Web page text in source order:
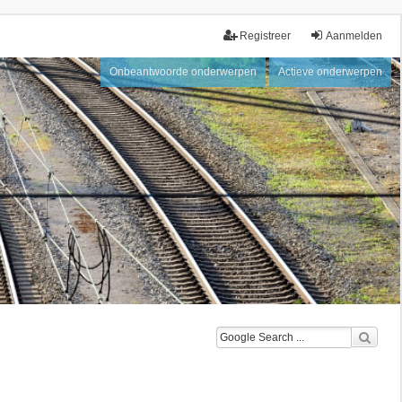
Aanmelden
Registreer
Onbeantwoorde onderwerpen Actieve onderwerpen